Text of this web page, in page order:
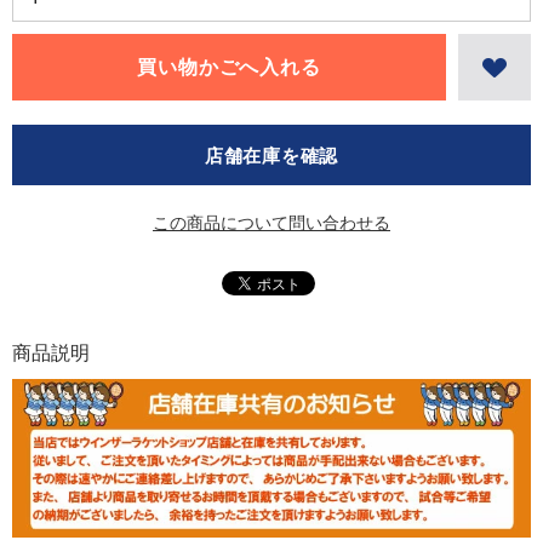
店舗在庫を確認
この商品について問い合わせる
商品説明